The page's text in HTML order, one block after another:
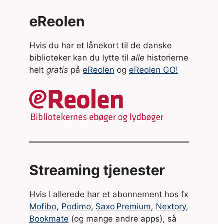
eReolen
Hvis du har et lånekort til de danske
biblioteker kan du lytte til alle historierne
helt gratis på eReolen og eReolen GO!
Streaming tjenester
Hvis I allerede har et abonnement hos fx
Mofibo, Podimo, Saxo Premium, Nextory,
Bookmate (og mange andre apps), så